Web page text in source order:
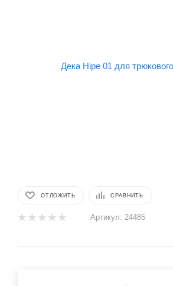
ОТЛОЖИТЬ СРАВНИТЬ
Артикул: 24485